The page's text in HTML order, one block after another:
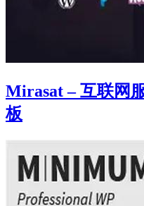
Mirasat – 互联网
板